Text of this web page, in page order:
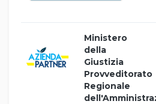
Ministero
della
Giustizia
Provveditorato
Regionale